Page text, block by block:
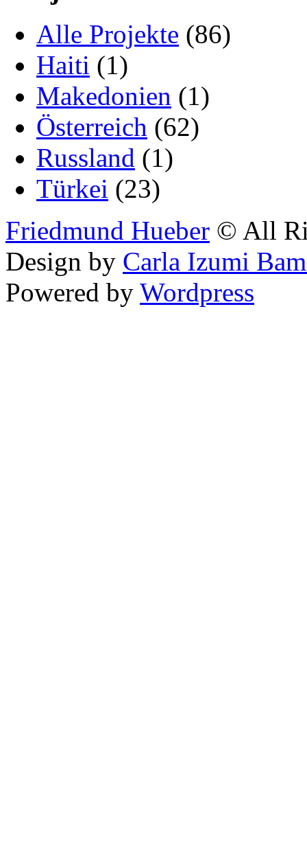
Alle Projekte (86)
Haiti (1)
Makedonien (1)
Österreich (62)
Russland (1)
Türkei (23)
Friedmund Hueber © All
Design by Carla Izumi
Powered by Wordpress